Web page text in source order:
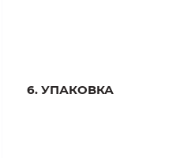
6. УПАКОВКА